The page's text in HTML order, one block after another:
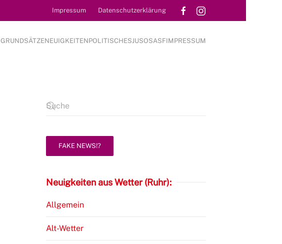
Impressum Datenschutzerklärung
GRUNDSÄTZENEUIGKEITENPOLITISCHESJUSOSASFIMPRESSUM
FAKE NEWS!?
Neuigkeiten aus Wetter (Ruhr):
Allgemein
Alt-Wetter